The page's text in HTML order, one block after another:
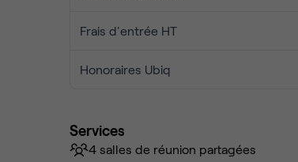
Frais d'entrée HT
Honoraires Ubiq
Services
4 salles de réunion partagées